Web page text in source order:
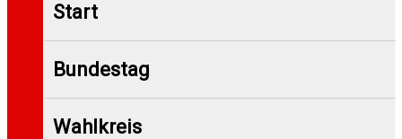
Start
Bundestag
Wahlkreis